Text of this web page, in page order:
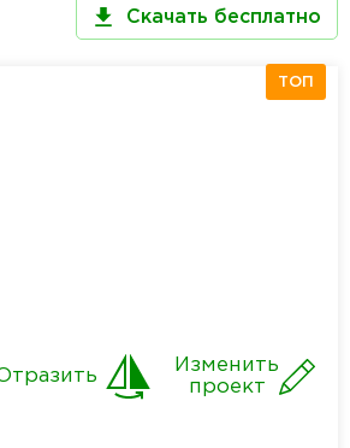
Скачать бесплатно
ТОП
Изменить
проект